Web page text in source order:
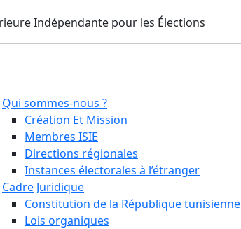
Qui sommes-nous ?
Création Et Mission
Membres ISIE
Directions régionales
Instances électorales à l’étranger
Cadre Juridique
Constitution de la République tunisienne
Lois organiques